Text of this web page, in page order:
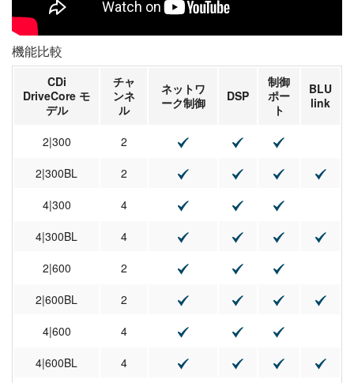
機能比較
CDi
DriveCore モ
デル
チャ
ンネ
ル
ネットワ
ーク制御
DSP
制御
ポー
ト
BLU
link
2|300
2
2|300BL
2
4|300
4
4|300BL
4
2|600
2
2|600BL
2
4|600
4
4|600BL
4